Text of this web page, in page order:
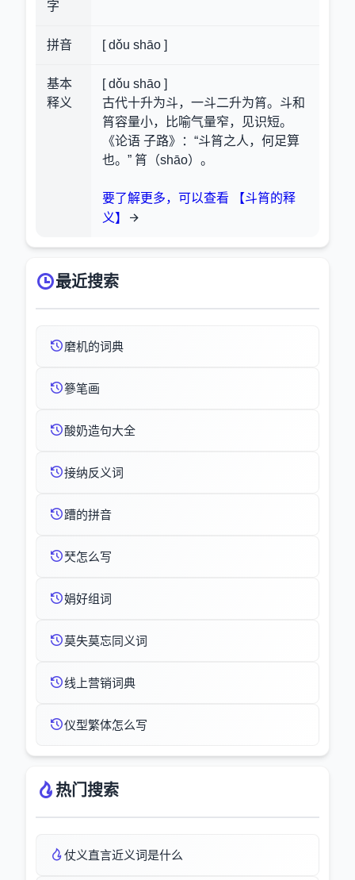
字
拼音 [ dǒu shāo ]
基本
释义
[ dǒu shāo ]
古代十升为斗，一斗二升为筲。斗和
筲容量小，比喻气量窄，见识短。
《论语 子路》：“斗筲之人，何足算
也。” 筲（shāo）。
要了解更多，可以查看 【斗筲的释
义】
最近搜索
磨机的词典
篸笔画
酸奶造句大全
接纳反义词
蹧的拼音
珡怎么写
娟好组词
莫失莫忘同义词
线上营销词典
仪型繁体怎么写
热门搜索
仗义直言近义词是什么